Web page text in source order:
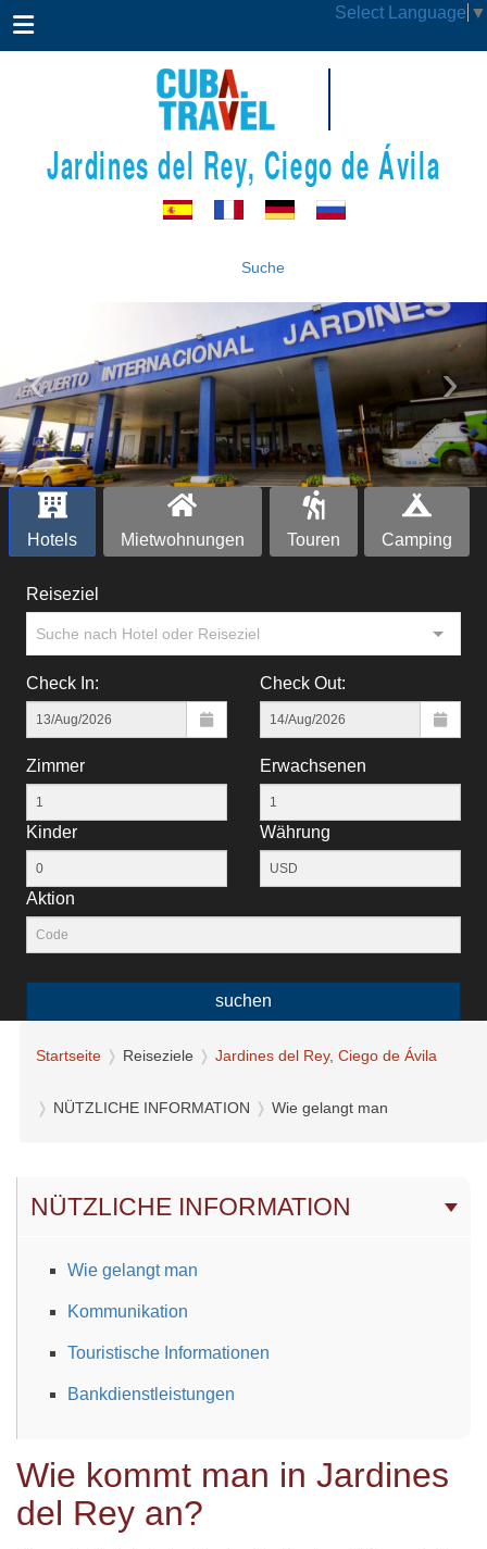
Select Language ▼
Jardines del Rey, Ciego de Ávila
Suche
‹ ›
Hotels Mietwohnungen Touren Camping
Reiseziel
Suche nach Hotel oder Reiseziel
Check In: Check Out:
Zimmer Erwachsenen
Kinder Währung
Aktion
suchen
Startseite Reiseziele Jardines del Rey, Ciego de Ávila
NÜTZLICHE INFORMATION Wie gelangt man
NÜTZLICHE INFORMATION
Wie gelangt man
Kommunikation
Touristische Informationen
Bankdienstleistungen
Wie kommt man in Jardines
del Rey an?